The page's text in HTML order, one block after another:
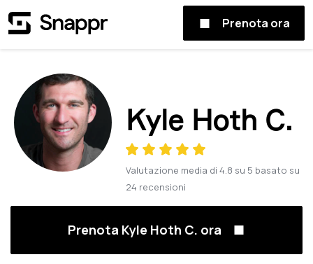
Prenota ora
Kyle Hoth C.
Valutazione media di 4.8 su 5 basato su
24 recensioni
Prenota Kyle Hoth C. ora